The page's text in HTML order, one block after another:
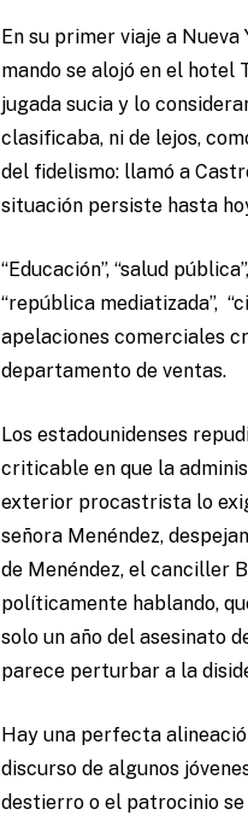
En su primer viaje a
mando se alojó en el hotel
jugada sucia y lo
clasificaba, ni de lejos,
del fidelismo: llamó a
situación persiste hasta
“Educación”, “salud
“república mediatizada”,
apelaciones comerciales
departamento de ventas.
Los estadounidenses
criticable en que la
exterior procastrista lo
señora Menéndez,
de Menéndez, el canciller
políticamente hablando,
solo un año del asesinato
parece perturbar a la
Hay una perfecta
discurso de algunos
destierro o el patrocinio